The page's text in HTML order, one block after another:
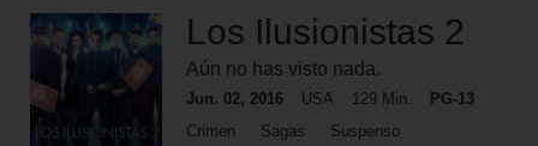
Los Ilusionistas 2
Aún no has visto nada.
Jun. 02, 2016 USA 129 Min.
PG-13
Crimen
Sagas Suspenso